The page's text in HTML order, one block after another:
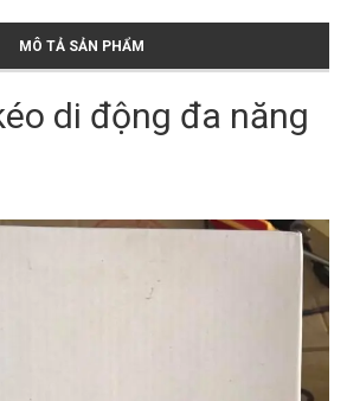
MÔ TẢ SẢN PHẨM
di động đa năng